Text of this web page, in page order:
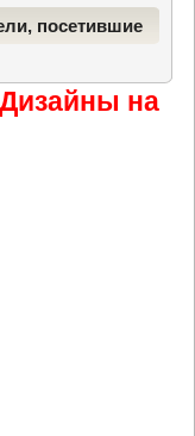
посетившие
Дизайны на